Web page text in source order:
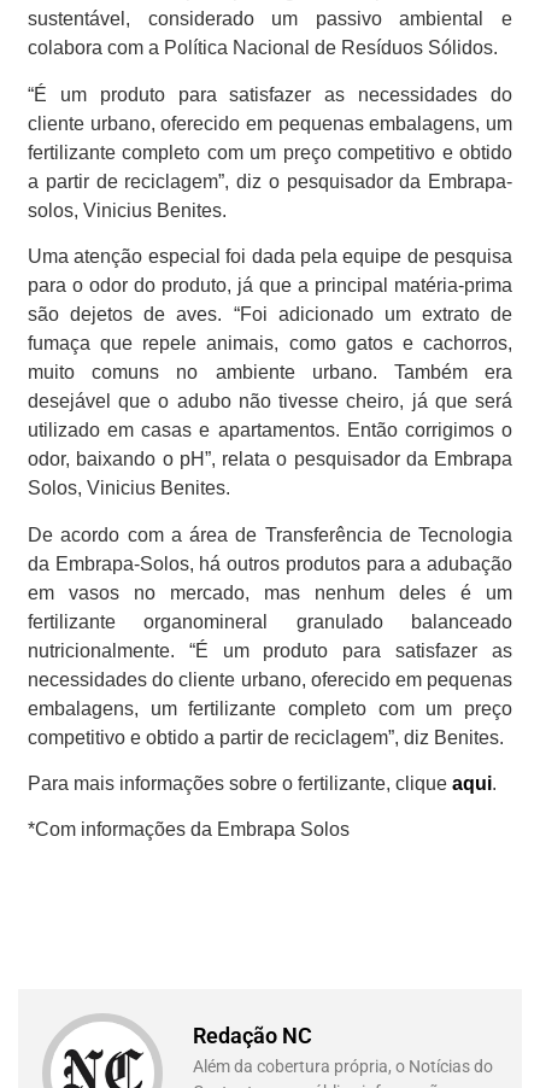
sustentável, considerado um passivo ambiental e
colabora com a Política Nacional de Resíduos Sólidos.
“É um produto para satisfazer as necessidades do
cliente urbano, oferecido em pequenas embalagens, um
fertilizante completo com um preço competitivo e obtido
a partir de reciclagem”, diz o pesquisador da Embrapa-
solos, Vinicius Benites.
Uma atenção especial foi dada pela equipe de pesquisa
para o odor do produto, já que a principal matéria-prima
são dejetos de aves. “Foi adicionado um extrato de
fumaça que repele animais, como gatos e cachorros,
muito comuns no ambiente urbano. Também era
desejável que o adubo não tivesse cheiro, já que será
utilizado em casas e apartamentos. Então corrigimos o
odor, baixando o pH”, relata o pesquisador da Embrapa
Solos, Vinicius Benites.
De acordo com a área de Transferência de Tecnologia
da Embrapa-Solos, há outros produtos para a adubação
em vasos no mercado, mas nenhum deles é um
fertilizante organomineral granulado balanceado
nutricionalmente. “É um produto para satisfazer as
necessidades do cliente urbano, oferecido em pequenas
embalagens, um fertilizante completo com um preço
competitivo e obtido a partir de reciclagem”, diz Benites.
Para mais informações sobre o fertilizante, clique aqui.
*Com informações da Embrapa Solos
Redação NC
Além da cobertura própria, o Notícias do